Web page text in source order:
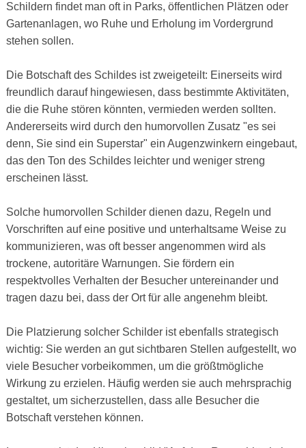
Schildern findet man oft in Parks, öffentlichen Plätzen oder
Gartenanlagen, wo Ruhe und Erholung im Vordergrund
stehen sollen.
Die Botschaft des Schildes ist zweigeteilt: Einerseits wird
freundlich darauf hingewiesen, dass bestimmte Aktivitäten,
die die Ruhe stören könnten, vermieden werden sollten.
Andererseits wird durch den humorvollen Zusatz "es sei
denn, Sie sind ein Superstar" ein Augenzwinkern eingebaut,
das den Ton des Schildes leichter und weniger streng
erscheinen lässt.
Solche humorvollen Schilder dienen dazu, Regeln und
Vorschriften auf eine positive und unterhaltsame Weise zu
kommunizieren, was oft besser angenommen wird als
trockene, autoritäre Warnungen. Sie fördern ein
respektvolles Verhalten der Besucher untereinander und
tragen dazu bei, dass der Ort für alle angenehm bleibt.
Die Platzierung solcher Schilder ist ebenfalls strategisch
wichtig: Sie werden an gut sichtbaren Stellen aufgestellt, wo
viele Besucher vorbeikommen, um die größtmögliche
Wirkung zu erzielen. Häufig werden sie auch mehrsprachig
gestaltet, um sicherzustellen, dass alle Besucher die
Botschaft verstehen können.